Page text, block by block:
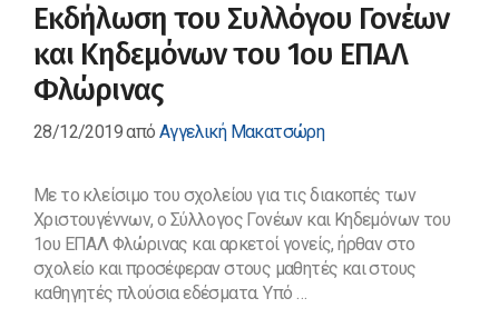
Εκδήλωση του Συλλόγου Γονέων
και Κηδεμόνων του 1ου ΕΠΑΛ
Φλώρινας
28/12/2019απόΑγγελική Μακατσώρη
Με το κλείσιμο του σχολείου για τις διακοπές των
Χριστουγέννων, ο Σύλλογος Γονέων και Κηδεμόνων του
1ου ΕΠΑΛ Φλώρινας και αρκετοί γονείς, ήρθαν στο
σχολείο και προσέφεραν στους μαθητές και στους
καθηγητές πλούσια εδέσματα. Υπό …